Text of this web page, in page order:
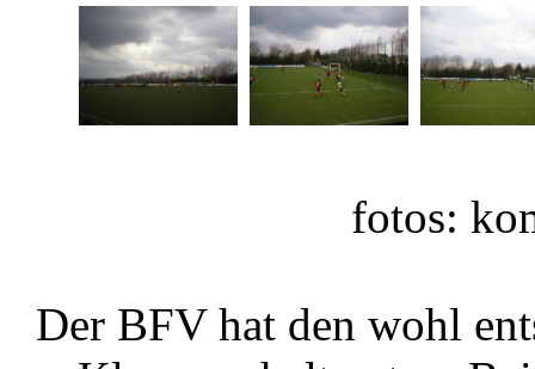
fotos:
Der BFV hat den wohl